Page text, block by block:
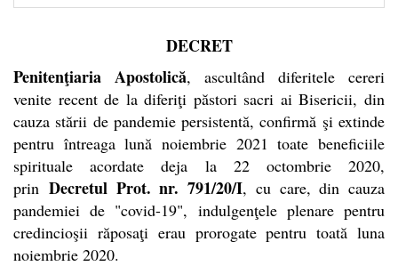
DECRET
Penitenţiaria Apostolică, ascultând diferitele cereri
venite recent de la diferiţi păstori sacri ai Bisericii, din
cauza stării de pandemie persistentă, confirmă şi extinde
pentru întreaga lună noiembrie 2021 toate beneficiile
spirituale acordate deja la 22 octombrie 2020,
prin Decretul Prot. nr. 791/20/I, cu care, din cauza
pandemiei de "covid-19", indulgenţele plenare pentru
credincioşii răposaţi erau prorogate pentru toată luna
noiembrie 2020.